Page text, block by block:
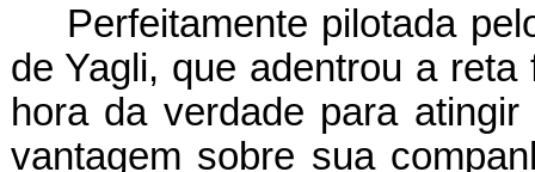
Perfeitamente pilotada
de Yagli, que adentrou a reta
hora da verdade para
vantagem sobre sua